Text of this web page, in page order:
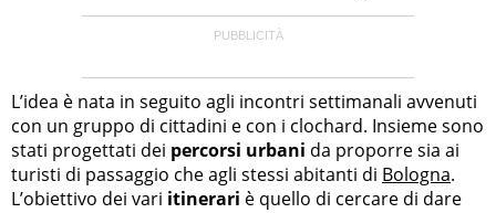
L’idea è nata in seguito agli incontri settimanali avvenuti
con un gruppo di cittadini e con i clochard. Insieme sono
stati progettati dei percorsi urbani da proporre sia ai
turisti di passaggio che agli stessi abitanti di Bologna.
L’obiettivo dei vari itinerari è quello di cercare di dare